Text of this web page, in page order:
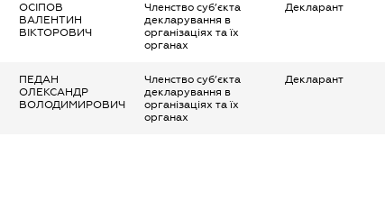
ОСІПОВ
ВАЛЕНТИН
ВІКТОРОВИЧ
Членство суб’єкта
декларування в
організаціях та їх
органах
Декларант
ПЕДАН
ОЛЕКСАНДР
ВОЛОДИМИРОВИЧ
Членство суб’єкта
декларування в
організаціях та їх
органах
Декларант